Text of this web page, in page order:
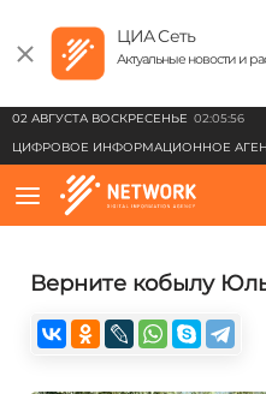
ЦИА Сеть
Актуальные новости и
02 АВГУСТА ВОСКРЕСЕНЬЕ 02:05:56
ЦИФРОВОЕ ИНФОРМАЦИОННОЕ
Верните кобылу